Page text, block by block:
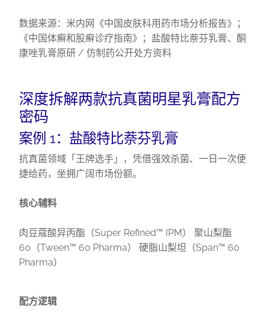
数据来源：米内网《中国皮肤科用药市场分析报告》；
《中国体癣和股癣诊疗指南》；盐酸特比萘芬乳膏、酮
康唑乳膏原研 / 仿制药公开处方资料
深度拆解两款抗真菌明星乳膏配方
密码
案例 1：盐酸特比萘芬乳膏
抗真菌领域「王牌选手」，凭借强效杀菌、一日一次便
捷给药，坐拥广阔市场份额。
核心辅料
肉豆蔻酸异丙酯（Super Refined™ IPM） 聚山梨酯
60（Tween™ 60 Pharma） 硬脂山梨坦（Span™ 60
Pharma）
配方逻辑